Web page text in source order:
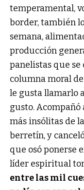
temperamental,
border, también
semana,
producción
panelistas que se
columna moral de
le gusta llamarlo
gusto. Acompañó
más insólitas de
berretín, y
que osó ponerse
líder espiritual
entre las mil